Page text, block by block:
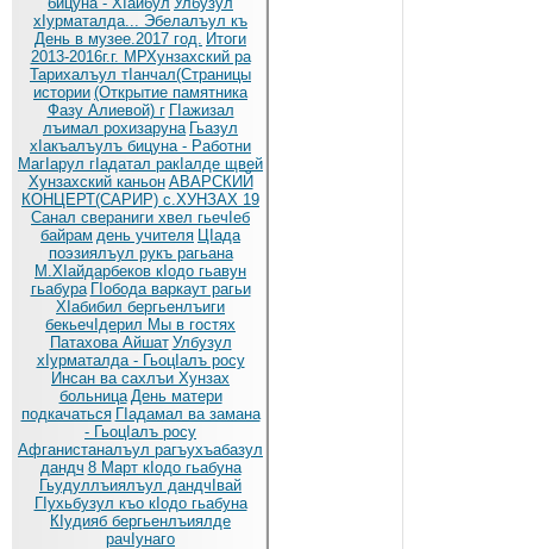
хIурматалда... Эбелалъул къ
День в музее.2017 год. Итоги
2013-2016г.г. МРХунзахский ра
Тарихалъул тIанчал(Страницы
истории (Открытие памятника
Фазу Алиевой) г ГIажизал
лъимал рохизаруна Гьазул
хIакъалъулъ бицуна - Работни
МагIарул гIадатал ракIалде щвей
Хунзахский каньон АВАРСКИЙ
КОНЦЕРТ(САРИР) с.ХУНЗАХ 19
Санал свераниги хвел гьечIеб
байрам день учителя ЦIада
поэзиялъул рукъ рагьана
М.ХIайдарбеков кIодо гьавун
гьабура ГIобода варкаут рагьи
ХIабибил бергьенлъиги
бекьечIдерил Мы в гостях
Патахова Айшат Улбузул
хIурматалда - ГьоцIалъ росу
Инсан ва сахлъи Хунзах
больница День матери
подкачаться ГIадамал ва замана
- ГьоцIалъ росу
Афганистаналъул рагъухъабазул
дандч 8 Март кIодо гьабуна
Гьудуллъиялъул дандчIвай
ГIухьбузул къо кIодо гьабуна
КIудияб бергьенлъиялде
рачIунаго